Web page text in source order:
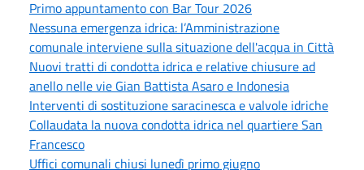
Primo appuntamento con Bar Tour 2026
Nessuna emergenza idrica: l’Amministrazione
comunale interviene sulla situazione dell'acqua in Città
Nuovi tratti di condotta idrica e relative chiusure ad
anello nelle vie Gian Battista Asaro e Indonesia
Interventi di sostituzione saracinesca e valvole idriche
Collaudata la nuova condotta idrica nel quartiere San
Francesco
Uffici comunali chiusi lunedì primo giugno